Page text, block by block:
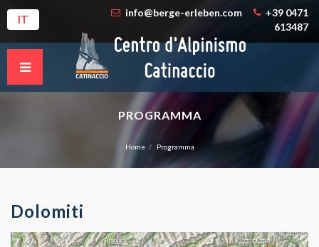
IT
info@berge-erleben.com
+39 0471
613487
PROGRAMMA
Home Programma
Dolomiti